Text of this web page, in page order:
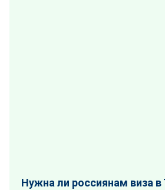
Нужна ли россиянам виза в